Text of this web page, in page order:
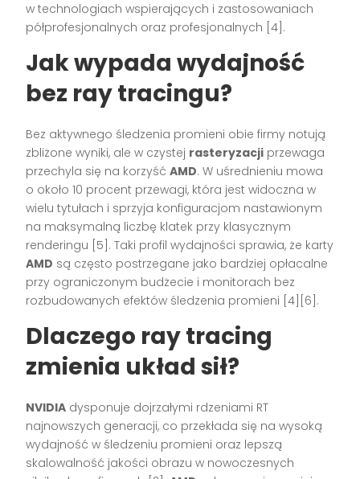
w technologiach wspierających i zastosowaniach
półprofesjonalnych oraz profesjonalnych [4].
Jak wypada wydajność
bez ray tracingu?
Bez aktywnego śledzenia promieni obie firmy notują
zbliżone wyniki, ale w czystej rasteryzacji przewaga
przechyla się na korzyśćAMD. W uśrednieniu mowa
o około 10 procent przewagi, która jest widoczna w
wielu tytułach i sprzyja konfiguracjom nastawionym
na maksymalną liczbę klatek przy klasycznym
renderingu [5]. Taki profil wydajności sprawia, że karty
AMD są często postrzegane jako bardziej opłacalne
przy ograniczonym budżecie i monitorach bez
rozbudowanych efektów śledzenia promieni [4][6].
Dlaczego ray tracing
zmienia układ sił?
NVIDIA dysponuje dojrzałymi rdzeniami RT
najnowszych generacji, co przekłada się na wysoką
wydajność w śledzeniu promieni oraz lepszą
skalowalność jakości obrazu w nowoczesnych